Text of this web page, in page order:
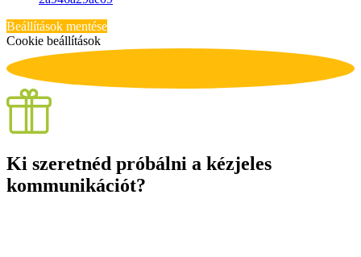
Beállítások mentése
Cookie beállítások
Ki szeretnéd próbálni a kézjeles
kommunikációt?